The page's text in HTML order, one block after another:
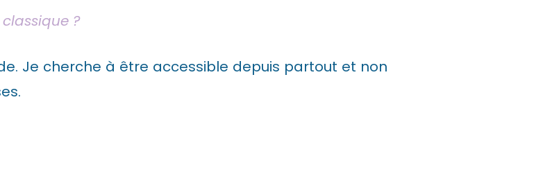
?
Je cherche à être accessible depuis partout et non